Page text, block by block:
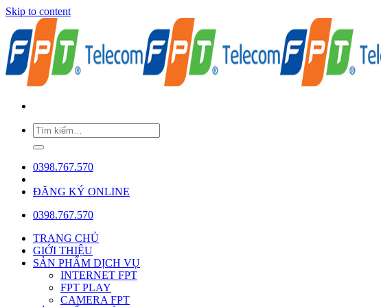
Skip to content
0398.767.570
ĐĂNG KÝ ONLINE
0398.767.570
TRANG CHỦ
GIỚI THIỆU
SẢN PHẨM DỊCH VỤ
INTERNET FPT
FPT PLAY
CAMERA FPT